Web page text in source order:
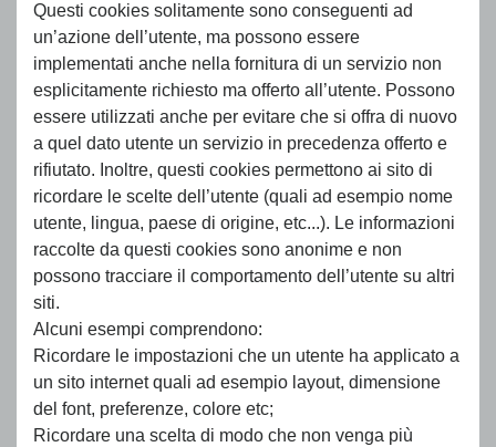
Questi cookies solitamente sono conseguenti ad
un’azione dell’utente, ma possono essere
implementati anche nella fornitura di un servizio non
esplicitamente richiesto ma offerto all’utente. Possono
essere utilizzati anche per evitare che si offra di nuovo
a quel dato utente un servizio in precedenza offerto e
rifiutato. Inoltre, questi cookies permettono ai sito di
ricordare le scelte dell’utente (quali ad esempio nome
utente, lingua, paese di origine, etc...). Le informazioni
raccolte da questi cookies sono anonime e non
possono tracciare il comportamento dell’utente su altri
siti.
Alcuni esempi comprendono:
Ricordare le impostazioni che un utente ha applicato a
un sito internet quali ad esempio layout, dimensione
del font, preferenze, colore etc;
Ricordare una scelta di modo che non venga più